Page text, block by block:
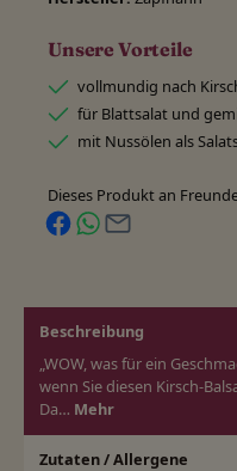
Unsere Vorteile
vollmundig nach
für Blattsalat und
mit Nussölen als
Dieses Produkt an
Beschreibung
„WOW, was für ein
wenn Sie diesen Kirsch-
Da… Mehr
Zutaten / Allergene